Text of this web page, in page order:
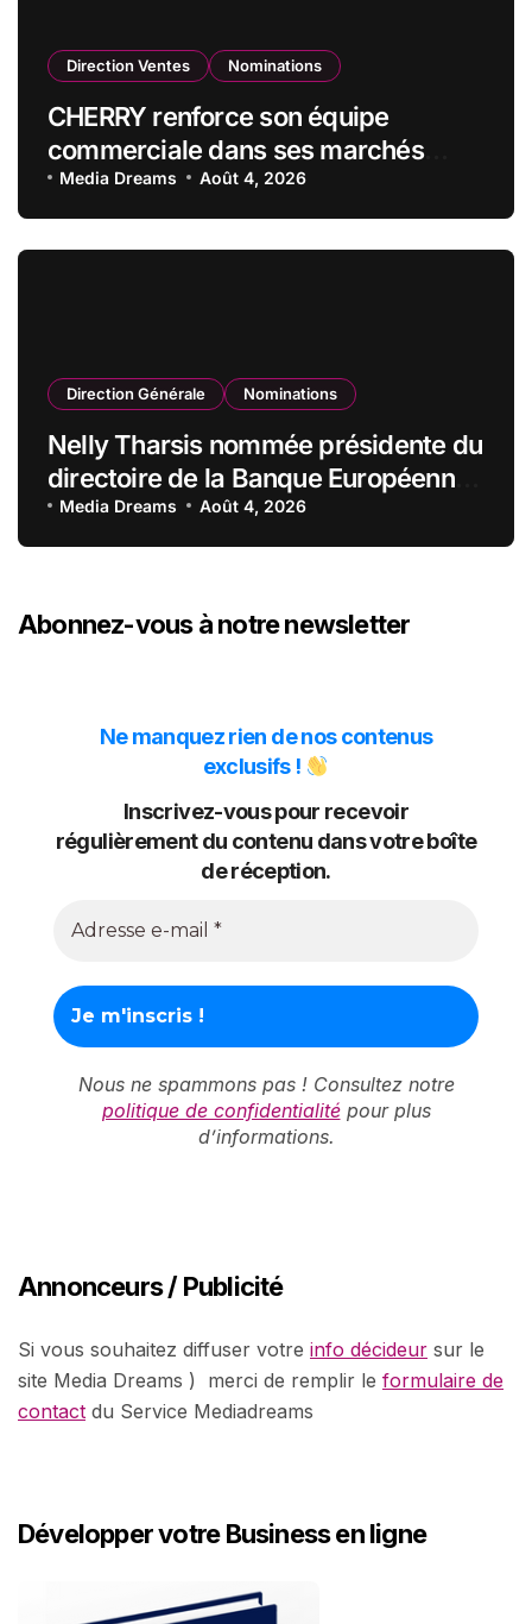
Direction Ventes Nominations
CHERRY renforce son équipe
commerciale dans ses marchés
stratégiques
Media Dreams Août 4, 2026
Direction Générale Nominations
Nelly Tharsis nommée présidente du
directoire de la Banque Européenne
du Crédit Mutuel
Media Dreams Août 4, 2026
Abonnez-vous à notre newsletter
Ne manquez rien de nos contenus
exclusifs !
Inscrivez-vous pour recevoir
régulièrement du contenu dans votre boîte
de réception.
Nous ne spammons pas ! Consultez notre
politique de confidentialitépour plus
d’informations.
Annonceurs / Publicité
Si vous souhaitez diffuser votre info décideur sur le
site Media Dreams ) merci de remplir le formulaire de
contact du Service Mediadreams
Développer votre Business en ligne